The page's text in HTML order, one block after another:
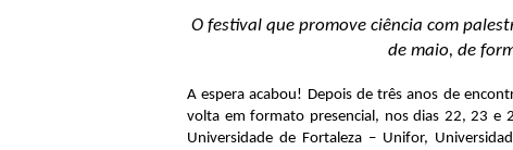
O festival que promove ciência com
de maio, de
A espera acabou! Depois de três anos de
volta em formato presencial, nos dias 22, 23 e
Universidade de Fortaleza – Unifor,